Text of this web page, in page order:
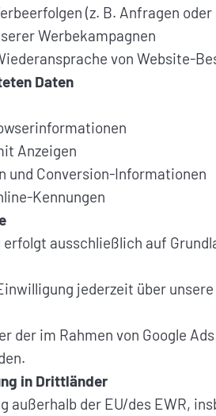
(z. B. Anfragen
Werbekampagnen
von Website-
Daten
Anzeigen
und Conversion-Informationen
Kennungen
ausschließlich auf
jederzeit über
der im Rahmen von Google
in Drittländer
außerhalb der EU/des EWR,